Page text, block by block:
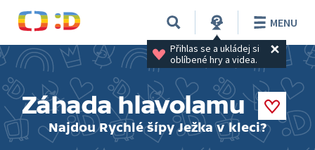
Přihlas se a ukládej si
oblíbené hry a videa.
MENU
Záhada hlavolamu
Najdou Rychlé šípy Ježka v kleci?